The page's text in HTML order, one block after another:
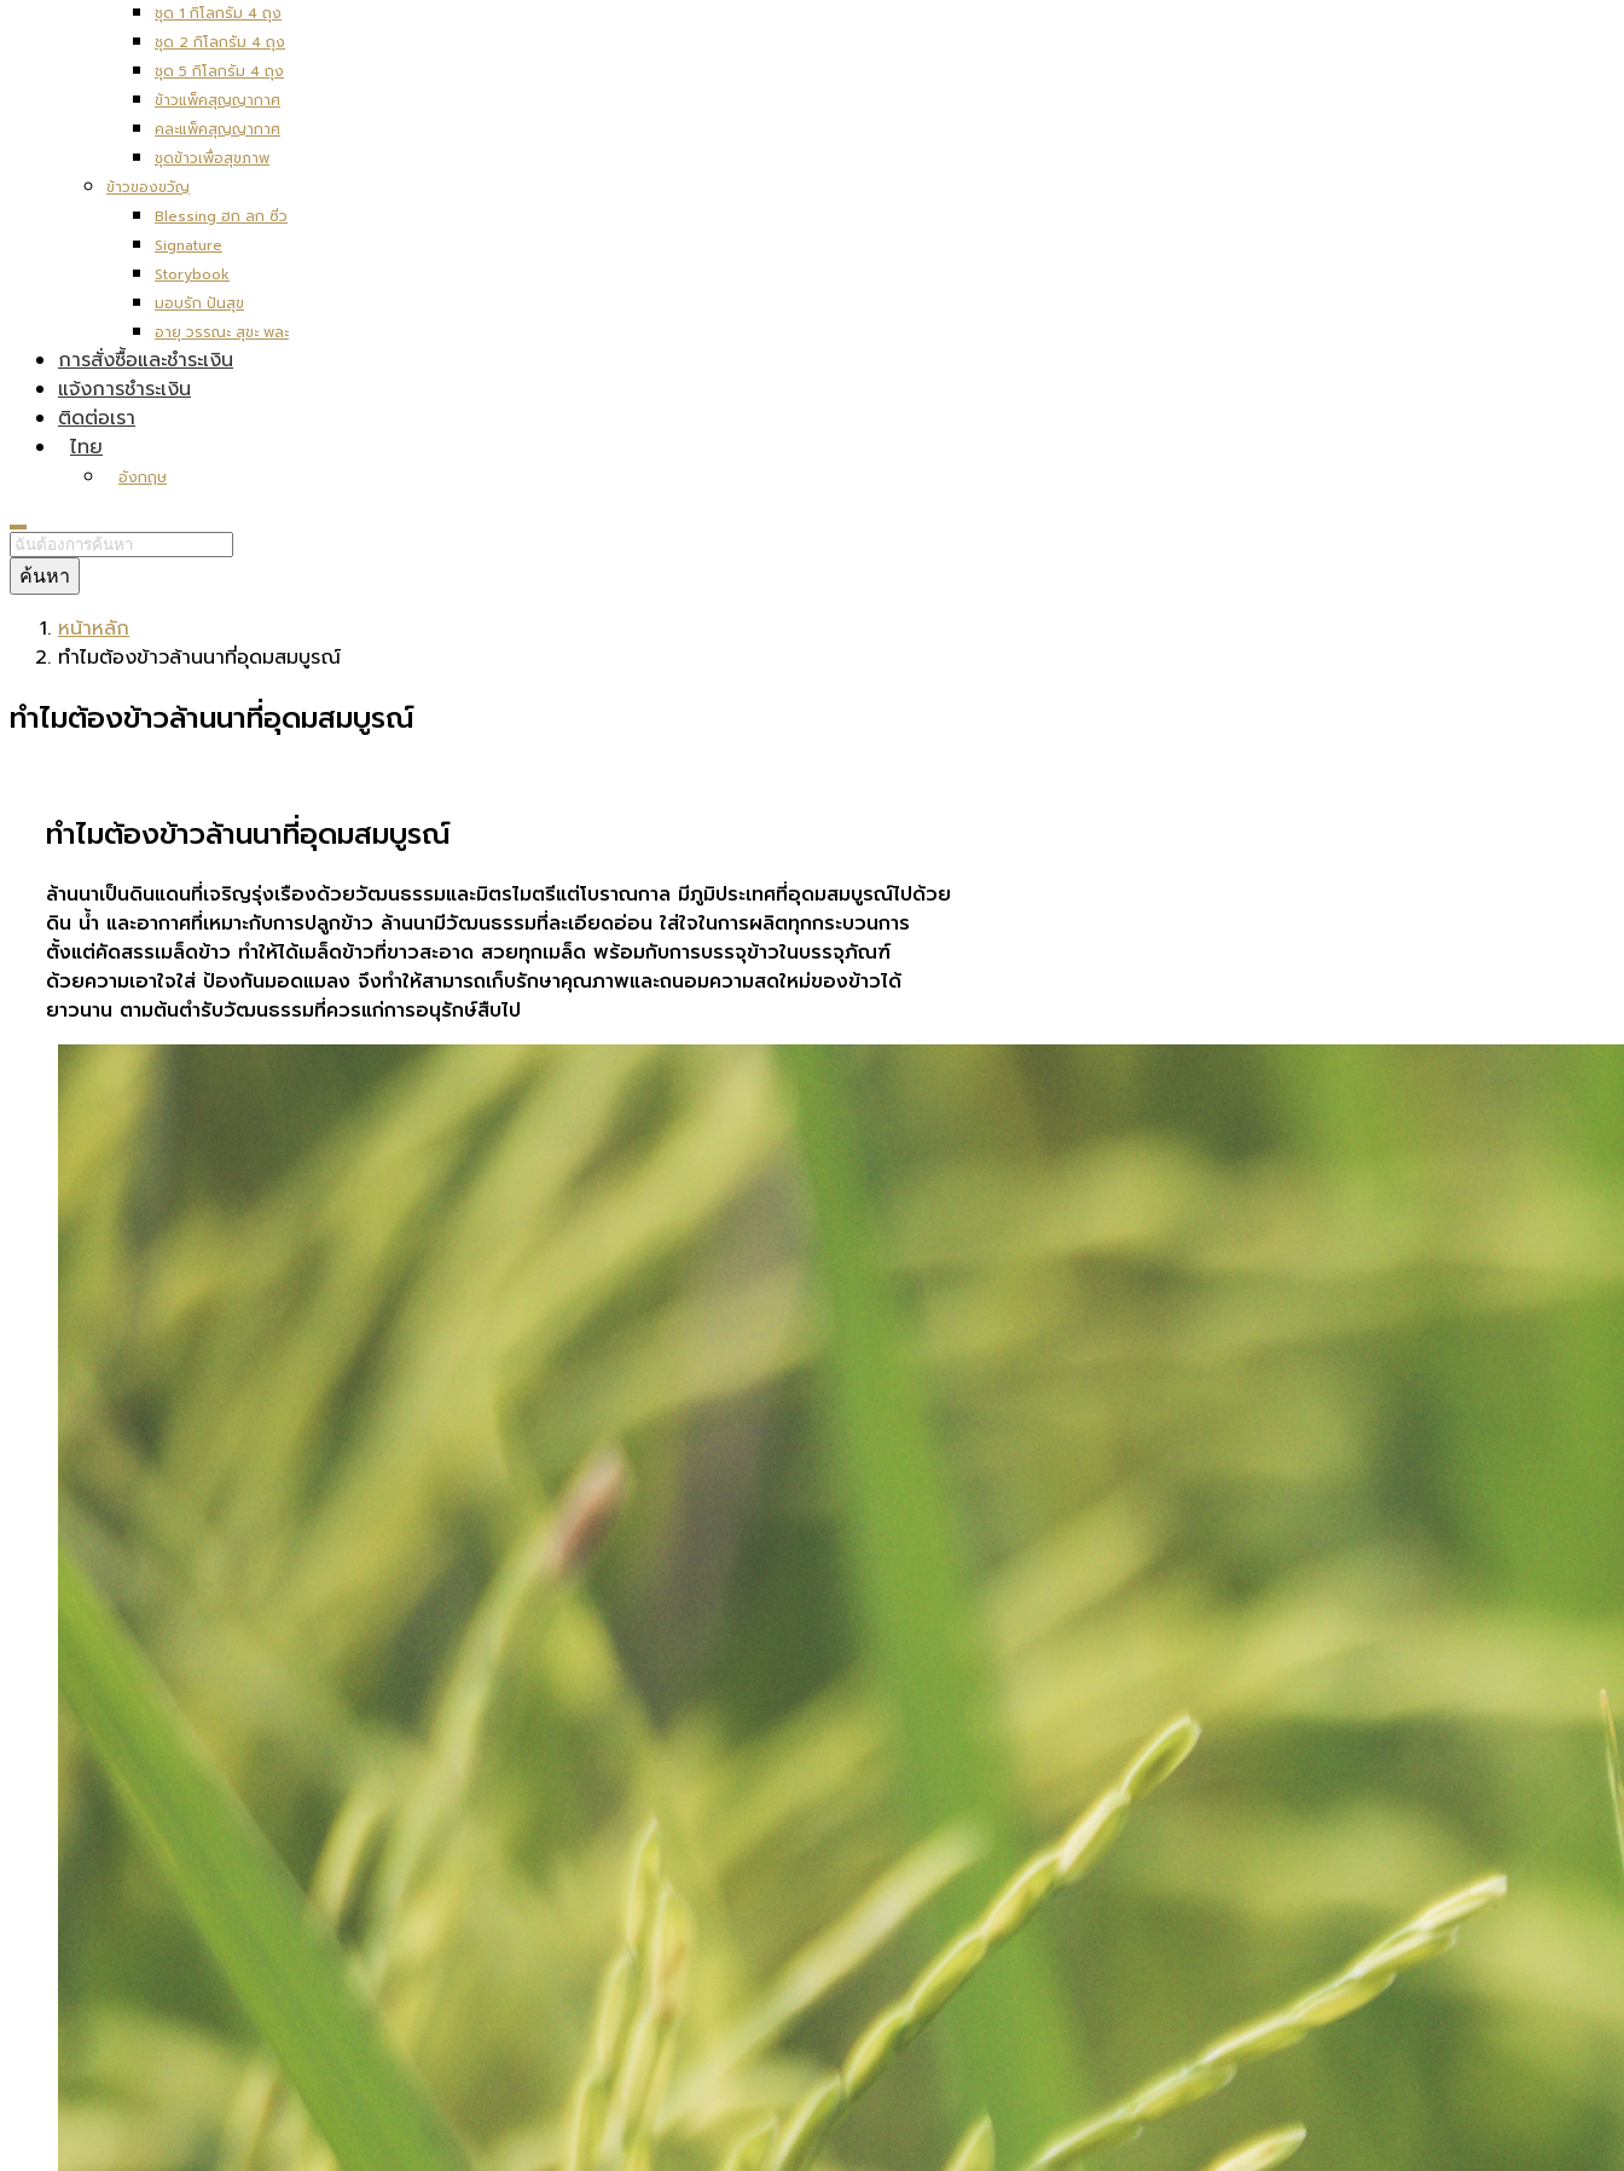
ชุด 1 กิโลกรัม 4 ถุง
ชุด 2 กิโลกรัม 4 ถุง
ชุด 5 กิโลกรัม 4 ถุง
ข้าวแพ็คสุญญากาศ
คละแพ็คสุญญากาศ
ชุดข้าวเพื่อสุขภาพ
ข้าวของขวัญ
Blessing ฮก ลก ซิ่ว
Signature
Storybook
มอบรัก ปันสุข
อายุ วรรณะ สุขะ พละ
การสั่งซื้อและชำระเงิน
แจ้งการชำระเงิน
ติดต่อเรา
ไทย
อังกฤษ
ค้นหา
หน้าหลัก
ทำไมต้องข้าวล้านนาที่อุดมสมบูรณ์
ทำไมต้องข้าวล้านนาที่อุดมสมบูรณ์
ทำไมต้องข้าวล้านนาที่อุดมสมบูรณ์
ล้านนาเป็นดินแดนที่เจริญรุ่งเรืองด้วยวัฒนธรรมและมิตรไมตรีแต่โบราณกาล มีภูมิประเทศที่อุดมสมบูรณ์ไปด้วย
ดิน น้ำ และอากาศที่เหมาะกับการปลูกข้าว ล้านนามีวัฒนธรรมที่ละเอียดอ่อน ใส่ใจในการผลิตทุกกระบวนการ
ตั้งแต่คัดสรรเมล็ดข้าว ทำให้ได้เมล็ดข้าวที่ขาวสะอาด สวยทุกเมล็ด พร้อมกับการบรรจุข้าวในบรรจุภัณฑ์
ด้วยความเอาใจใส่ ป้องกันมอดแมลง จึงทำให้สามารถเก็บรักษาคุณภาพและถนอมความสดใหม่ของข้าวได้
ยาวนาน ตามต้นตำรับวัฒนธรรมที่ควรแก่การอนุรักษ์สืบไป